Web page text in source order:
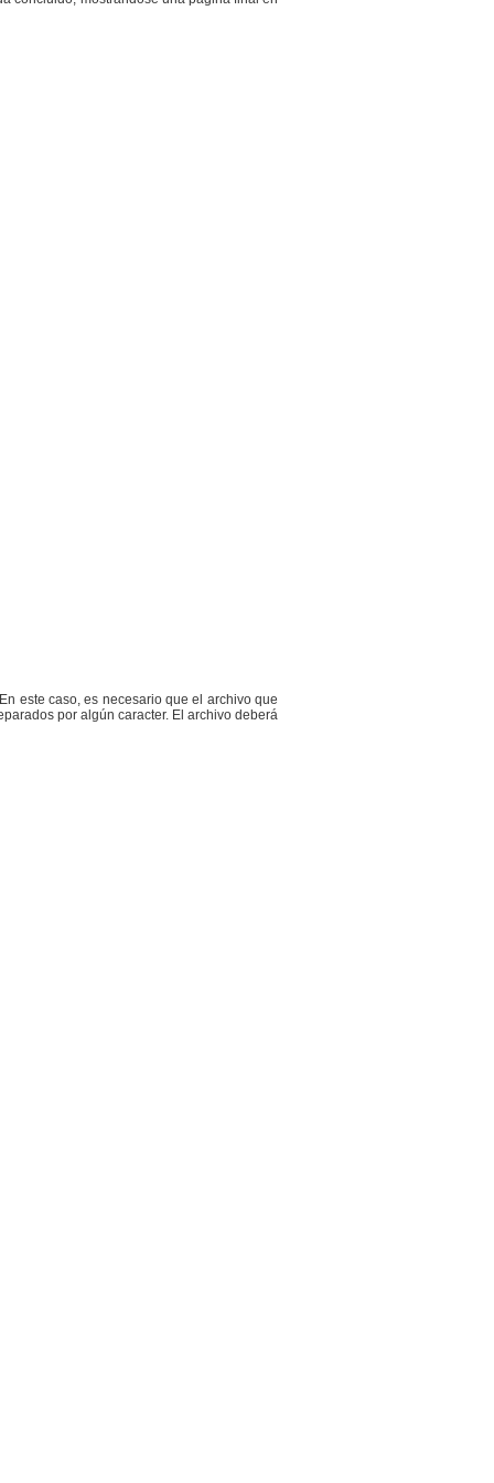
este caso, es necesario que el archivo que
por algún caracter. El archivo deberá